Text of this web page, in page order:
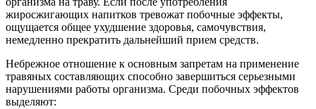
жиросжигающих напитков тревожат побочные эффекты,
ощущается общее ухудшение здоровья, самочувствия,
немедленно прекратить дальнейший прием средств.
Небрежное отношение к основным запретам на применение
травяных составляющих способно завершиться серьезными
нарушениями работы организма. Среди побочных эффектов
выделяют: